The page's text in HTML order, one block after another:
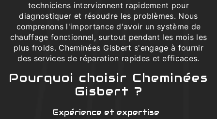
techniciens interviennent rapidement pour
diagnostiquer et résoudre les problèmes. Nous
comprenons l'importance d'avoir un système de
chauffage fonctionnel, surtout pendant les mois les
plus froids. Cheminées Gisbert s'engage à fournir
des services de réparation rapides et efficaces.
Pourquoi choisir Cheminées
Gisbert ?
Expérience et expertise